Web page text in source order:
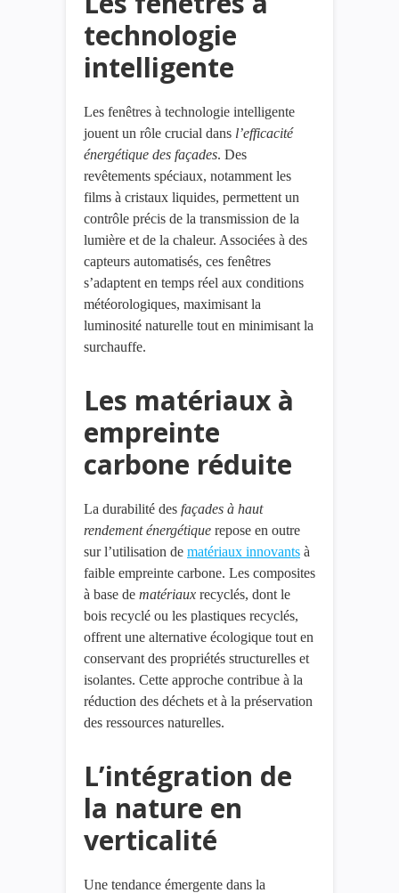
technologie
intelligente
Les fenêtres à technologie intelligente
jouent un rôle crucial dans l’efficacité
énergétique des façades. Des
revêtements spéciaux, notamment les
films à cristaux liquides, permettent un
contrôle précis de la transmission de la
lumière et de la chaleur. Associées à des
capteurs automatisés, ces fenêtres
s’adaptent en temps réel aux conditions
météorologiques, maximisant la
luminosité naturelle tout en minimisant la
surchauffe.
Les matériaux à
empreinte
carbone réduite
La durabilité des façades à haut
rendement énergétique repose en outre
sur l’utilisation de matériaux innovants à
faible empreinte carbone. Les composites
à base de matériaux recyclés, dont le
bois recyclé ou les plastiques recyclés,
offrent une alternative écologique tout en
conservant des propriétés structurelles et
isolantes. Cette approche contribue à la
réduction des déchets et à la préservation
des ressources naturelles.
L’intégration de
la nature en
verticalité
Une tendance émergente dans la